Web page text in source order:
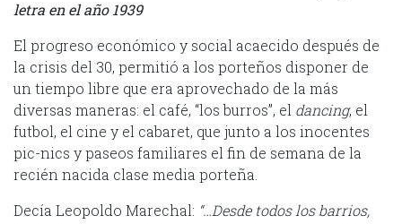
letra en el año 1939
El progreso económico y social acaecido después de
la crisis del 30, permitió a los porteños disponer de
un tiempo libre que era aprovechado de la más
diversas maneras: el café, “los burros”, el dancing, el
futbol, el cine y el cabaret, que junto a los inocentes
pic-nics y paseos familiares el fin de semana de la
recién nacida clase media porteña.
Decía Leopoldo Marechal: “…Desde todos los barrios,